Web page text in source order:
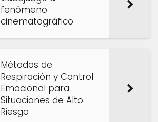
fenómeno
cinematográfico
Métodos de
Respiración y Control
Emocional para
Situaciones de Alto
Riesgo